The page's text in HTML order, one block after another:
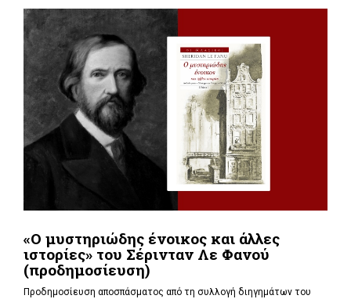
«Ο μυστηριώδης ένοικος και άλλες
ιστορίες» του Σέρινταν Λε Φανού
(προδημοσίευση)
Προδημοσίευση αποσπάσματος από τη συλλογή διηγημάτων του